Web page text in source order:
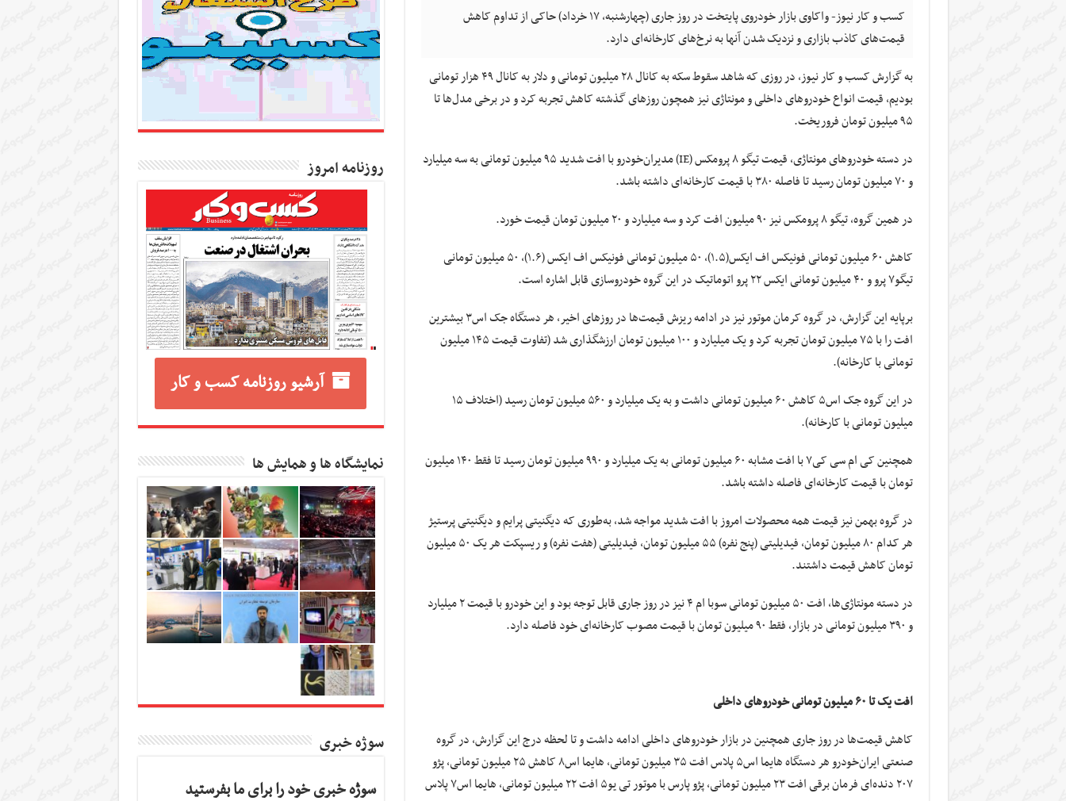
کسب و کار نیوز- واکاوی بازار خودروی پایتخت در روز جاری (چهارشنبه، ۱۷ خرداد) حاکی از تداوم کاهش
قیمت‌های کاذب بازاری و نزدیک شدن آنها به نرخ‌های کارخانه‌ای دارد.
به گزارش کسب و کار نیوز، در روزی که شاهد سقوط سکه به کانال ۲۸ میلیون تومانی و دلار به کانال ۴۹ هزار تومانی
بودیم، قیمت انواع خودروهای داخلی و مونتاژی نیز همچون روزهای گذشته کاهش تجربه کرد و در برخی مدل‌ها تا
۹۵ میلیون تومان فروریخت.
در دسته خودروهای مونتاژی، قیمت تیگو ۸ پرومکس (IE) مدیران‌خودرو با افت شدید ۹۵ میلیون تومانی به سه میلیارد
و ۷۰ میلیون تومان رسید تا فاصله ۳۸۰ با قیمت کارخانه‌ای داشته باشد.
در همین گروه، تیگو ۸ پرومکس نیز ۹۰ میلیون افت کرد و سه میلیارد و ۲۰ میلیون تومان قیمت خورد.
کاهش ۶۰ میلیون تومانی فونیکس اف ایکس(۱.۵)، ۵۰ میلیون تومانی فونیکس اف ایکس (۱.۶)، ۵۰ میلیون تومانی
تیگو۷ پرو و ۴۰ میلیون تومانی ایکس ۲۲ پرو اتوماتیک در این گروه خودروسازی قابل اشاره است.
برپایه این گزارش، در گروه کرمان موتور نیز در ادامه ریزش قیمت‌ها در روزهای اخیر، هر دستگاه جک اس۳ بیشترین
افت را با ۷۵ میلیون تومان تجربه کرد و یک میلیارد و ۱۰۰ میلیون تومان ارزشگذاری شد (تفاوت قیمت ۱۴۵ میلیون
تومانی با کارخانه).
در این گروه جک اس۵ کاهش ۶۰ میلیون تومانی داشت و به یک میلیارد و ۵۶۰ میلیون تومان رسید (اختلاف ۱۵
میلیون تومانی با کارخانه).
همچنین کی ام سی کی۷ با افت مشابه ۶۰ میلیون تومانی به یک میلیارد و ۹۹۰ میلیون تومان رسید تا فقط ۱۴۰ میلیون
تومان با قیمت کارخانه‌ای فاصله داشته باشد.
در گروه بهمن نیز قیمت همه محصولات امروز با افت شدید مواجه شد، به‌طوری که دیگنیتی پرایم و دیگنیتی پرستیژ
هر کدام ۸۰ میلیون تومان، فیدیلیتی (پنج نفره) ۵۵ میلیون تومان، فیدیلیتی (هفت نفره) و ریسپکت هر یک ۵۰ میلیون
تومان کاهش قیمت داشتند.
در دسته مونتاژی‌ها، افت ۵۰ میلیون تومانی سوبا ام ۴ نیز در روز جاری قابل توجه بود و این خودرو با قیمت ۲ میلیارد
و ۳۹۰ میلیون تومانی در بازار، فقط ۹۰ میلیون تومان با قیمت مصوب کارخانه‌ای خود فاصله دارد.
افت یک تا ۶۰ میلیون تومانی خودروهای داخلی
کاهش قیمت‌ها در روز جاری همچنین در بازار خودروهای داخلی ادامه داشت و تا لحظه درج این گزارش، در گروه
صنعتی ایران‌خودرو هر دستگاه هایما اس۵ پلاس افت ۳۵ میلیون تومانی، هایما اس۸ کاهش ۲۵ میلیون تومانی، پژو
۲۰۷ دنده‌ای فرمان برقی افت ۲۳ میلیون تومانی، پژو پارس با موتور تی یو۵ افت ۲۲ میلیون تومانی، هایما اس۷ پلاس
روزنامه امروز
آرشیو روزنامه کسب و کار
نمایشگاه ها و همایش ها
سوژه خبری
سوژه خبری خود را برای ما بفرستید